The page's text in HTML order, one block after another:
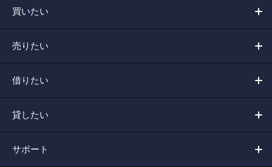
買いたい
売りたい
借りたい
貸したい
サポート